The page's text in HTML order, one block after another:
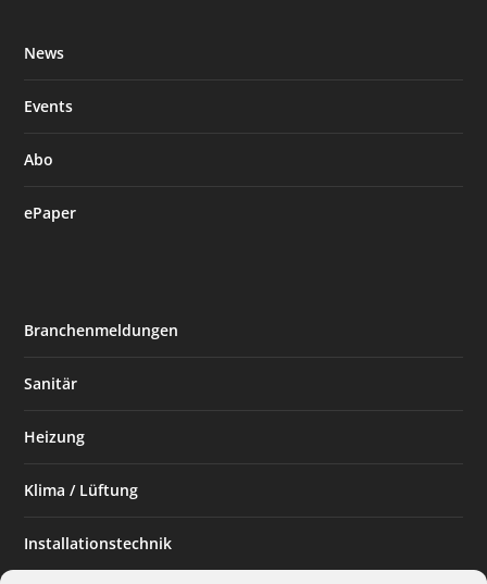
News
Events
Abo
ePaper
Branchenmeldungen
Sanitär
Heizung
Klima / Lüftung
Installationstechnik